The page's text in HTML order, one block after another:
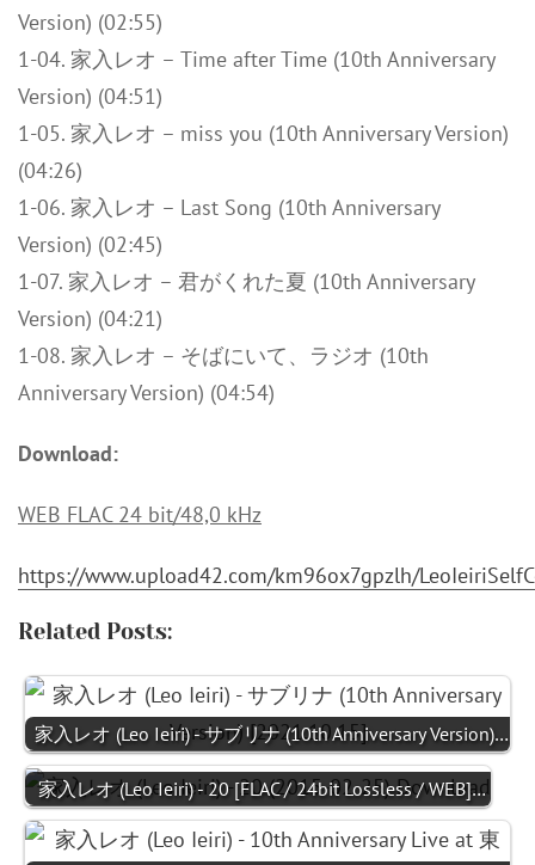
Version) (02:55)
1-04. 家入レオ – Time after Time (10th Anniversary
Version) (04:51)
1-05. 家入レオ – miss you (10th Anniversary Version)
(04:26)
1-06. 家入レオ – Last Song (10th Anniversary
Version) (02:45)
1-07. 家入レオ – 君がくれた夏 (10th Anniversary
Version) (04:21)
1-08. 家入レオ – そばにいて、ラジオ (10th
Anniversary Version) (04:54)
Download:
WEB FLAC 24 bit/48,0 kHz
https://www.upload42.com/km96ox7gpzlh/
Related Posts:
家入レオ (Leo Ieiri) - サブリナ (10th Anniversary Version)…
家入レオ (Leo Ieiri) - 20 [FLAC / 24bit Lossless / WEB]…